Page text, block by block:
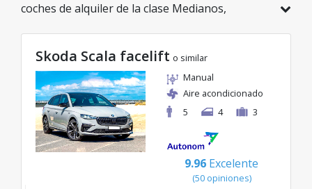
coches de alquiler de la clase Medianos,
de la categoría seleccionada, con tarifas
excelentes desde solo 40€/día.
Skoda Scala facelift o similar
Manual
Aire acondicionado
5
4 3
9.96 Excelente
(50 opiniones)